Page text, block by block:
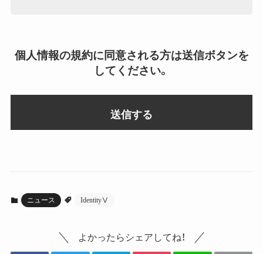
個人情報の規約に同意される方は送信ボタンを
してください。
ニュース IdentityⅤ
よかったらシェアしてね！